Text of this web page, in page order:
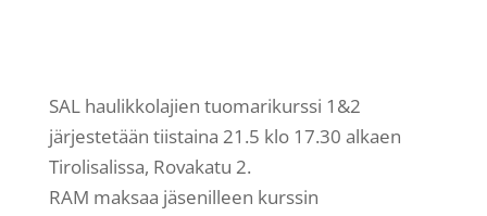
SAL haulikkolajien tuomarikurssi 1&2
järjestetään tiistaina 21.5 klo 17.30 alkaen
Tirolisalissa, Rovakatu 2.
RAM maksaa jäsenilleen kurssin